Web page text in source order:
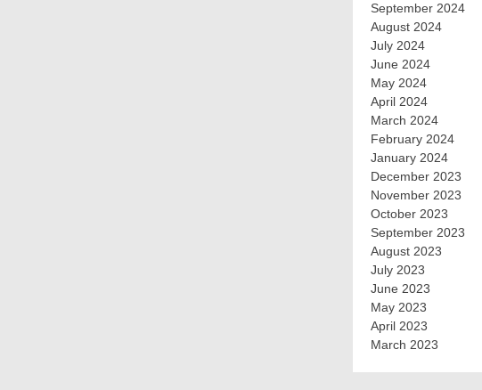
September 2024
August 2024
July 2024
June 2024
May 2024
April 2024
March 2024
February 2024
January 2024
December 2023
November 2023
October 2023
September 2023
August 2023
July 2023
June 2023
May 2023
April 2023
March 2023